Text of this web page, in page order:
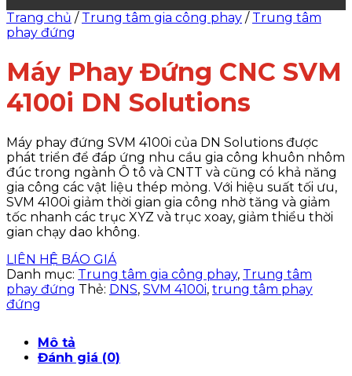
Trang chủ / Trung tâm gia công phay / Trung tâm
phay đứng
Máy Phay Đứng CNC SVM
4100i DN Solutions
Máy phay đứng SVM 4100i của DN Solutions được
phát triển để đáp ứng nhu cầu gia công khuôn nhôm
đúc trong ngành Ô tô và CNTT và cũng có khả năng
gia công các vật liệu thép mỏng. Với hiệu suất tối ưu,
SVM 4100i giảm thời gian gia công nhờ tăng và giảm
tốc nhanh các trục XYZ và trục xoay, giảm thiểu thời
gian chạy dao không.
LIÊN HỆ BÁO GIÁ
Danh mục: Trung tâm gia công phay, Trung tâm
phay đứng Thẻ: DNS, SVM 4100i, trung tâm phay
đứng
Mô tả
Đánh giá (0)